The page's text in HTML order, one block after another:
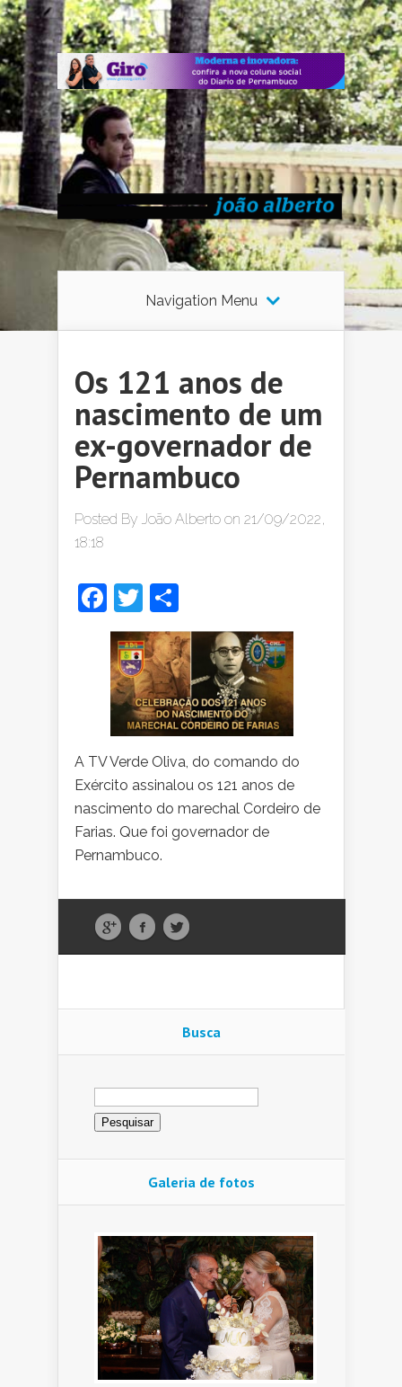
Navigation Menu
Os 121 anos de
nascimento de um
ex-governador de
Pernambuco
Posted By João Alberto on 21/09/2022,
18:18
Facebook
Twitter
A TV Verde Oliva, do comando do
Exército assinalou os 121 anos de
nascimento do marechal Cordeiro de
Farias. Que foi governador de
Pernambuco.
Busca
Pesquisar
por:
Galeria de fotos